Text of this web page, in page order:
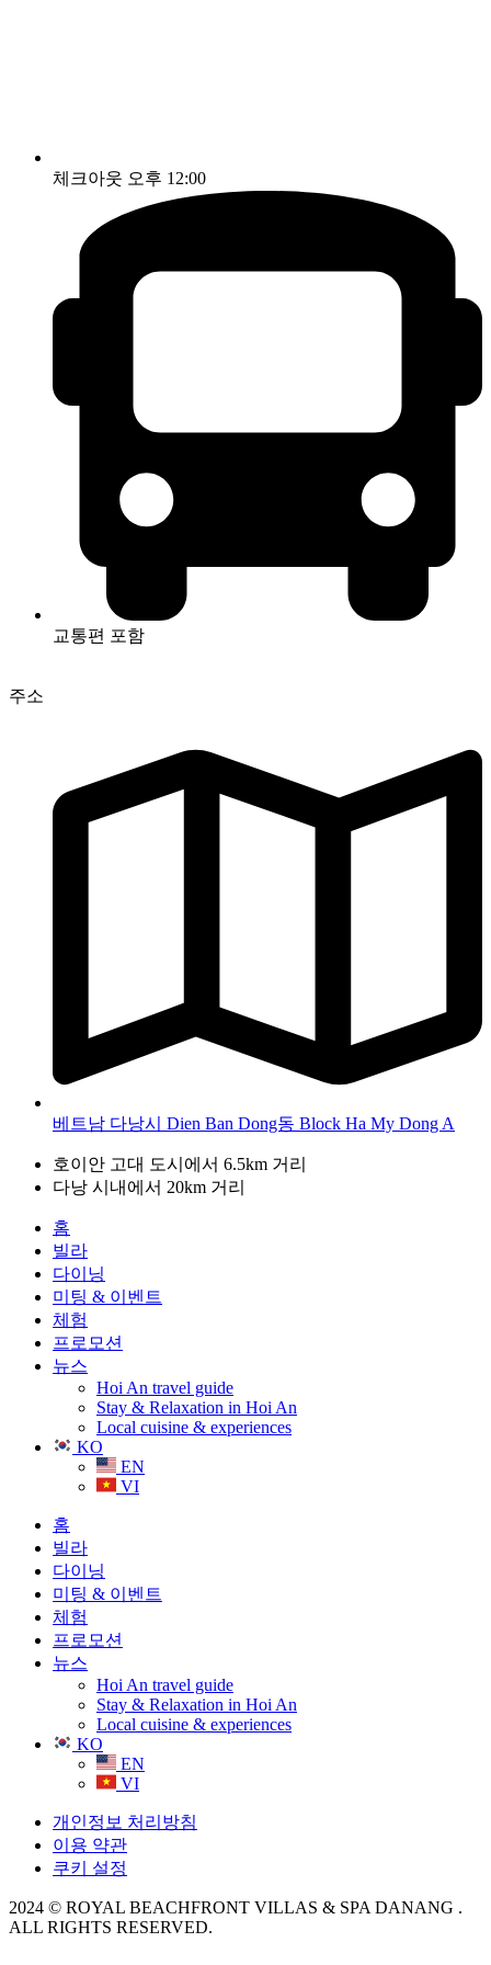
체크아웃 오후 12:00
교통편 포함
주소
베트남 다낭시 Dien Ban Dong동 Block Ha My Dong A
호이안 고대 도시에서 6.5km 거리
다낭 시내에서 20km 거리
홈
빌라
다이닝
미팅 & 이벤트
체험
프로모션
뉴스
Hoi An travel guide
Stay & Relaxation in Hoi An
Local cuisine & experiences
KO
EN
VI
홈
빌라
다이닝
미팅 & 이벤트
체험
프로모션
뉴스
Hoi An travel guide
Stay & Relaxation in Hoi An
Local cuisine & experiences
KO
EN
VI
개인정보 처리방침
이용 약관
쿠키 설정
2024 © ROYAL BEACHFRONT VILLAS & SPA DANANG .
ALL RIGHTS RESERVED.